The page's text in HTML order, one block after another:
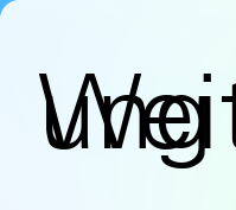
Weiterleitung